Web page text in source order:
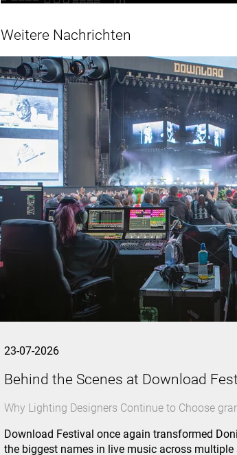
Weitere Nachrichten
23-07-2026
Behind the Scenes at Download
Why Lighting Designers Continue to Choose
Download Festival once again transformed
the biggest names in live music across